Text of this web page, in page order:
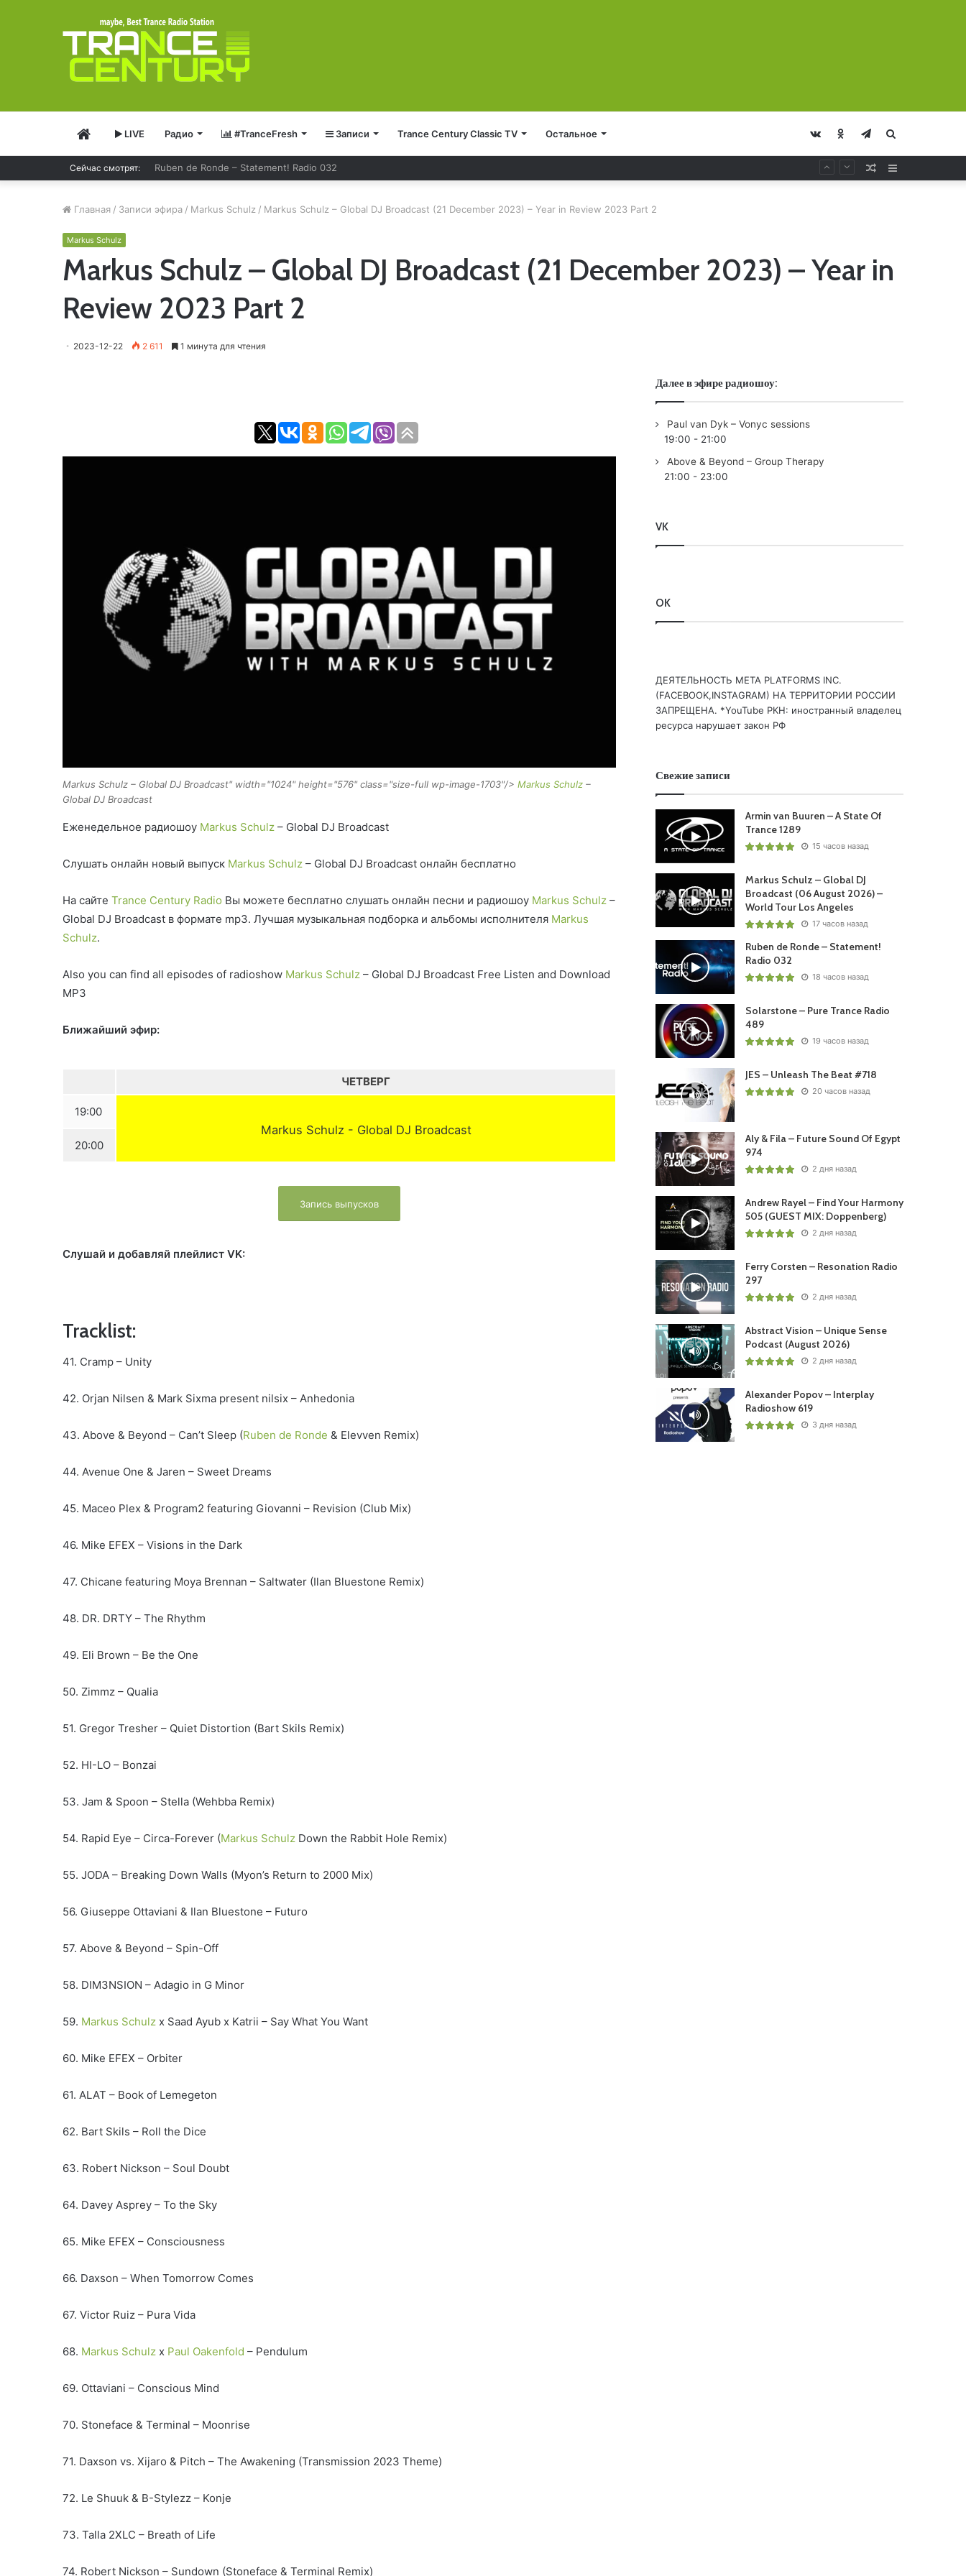
ГлавнаяLIVE Радио #TranceFresh Записи Trance Century Classic TV Остальное Telegram
Odnoklassniki
vk.com
Сейчас смотрят: Solarstone – Pure Trance Radio 489 Случайная
Главная / Записи эфира / Markus Schulz / Markus Schulz – Global DJ Broadcast (21 December 2023) – Year in Review 2023 Part 2
Markus Schulz
Markus Schulz – Global DJ Broadcast (21 December 2023) – Year in
Review 2023 Part 2
2023-12-22 2 611 1 минута для чтения
Markus Schulz – Global DJ Broadcast" width="1024" height="576" class="size-full wp-image-1703"/> Markus Schulz –
Global DJ Broadcast
Еженедельное радиошоу Markus Schulz – Global DJ Broadcast
Слушать онлайн новый выпуск Markus Schulz – Global DJ Broadcast онлайн бесплатно
На сайте Trance Century Radio Вы можете бесплатно слушать онлайн песни и радиошоу Markus Schulz –
Global DJ Broadcast в формате mp3. Лучшая музыкальная подборка и альбомы исполнителя Markus
Schulz.
Also you can find all episodes of radioshow Markus Schulz – Global DJ Broadcast Free Listen and Download
MP3
Ближайший эфир:
ЧЕТВЕРГ
19:00
Markus Schulz - Global DJ Broadcast
20:00
Запись выпусков
Слушай и добавляй плейлист VK:
Tracklist:
41. Cramp – Unity
42. Orjan Nilsen & Mark Sixma present nilsix – Anhedonia
43. Above & Beyond – Can’t Sleep (Ruben de Ronde & Elevven Remix)
44. Avenue One & Jaren – Sweet Dreams
45. Maceo Plex & Program2 featuring Giovanni – Revision (Club Mix)
46. Mike EFEX – Visions in the Dark
47. Chicane featuring Moya Brennan – Saltwater (Ilan Bluestone Remix)
48. DR. DRTY – The Rhythm
49. Eli Brown – Be the One
50. Zimmz – Qualia
51. Gregor Tresher – Quiet Distortion (Bart Skils Remix)
52. HI-LO – Bonzai
53. Jam & Spoon – Stella (Wehbba Remix)
54. Rapid Eye – Circa-Forever (Markus Schulz Down the Rabbit Hole Remix)
55. JODA – Breaking Down Walls (Myon’s Return to 2000 Mix)
56. Giuseppe Ottaviani & Ilan Bluestone – Futuro
57. Above & Beyond – Spin-Off
58. DIM3NSION – Adagio in G Minor
59. Markus Schulz x Saad Ayub x Katrii – Say What You Want
60. Mike EFEX – Orbiter
61. ALAT – Book of Lemegeton
62. Bart Skils – Roll the Dice
63. Robert Nickson – Soul Doubt
64. Davey Asprey – To the Sky
65. Mike EFEX – Consciousness
66. Daxson – When Tomorrow Comes
67. Victor Ruiz – Pura Vida
68. Markus Schulz x Paul Oakenfold – Pendulum
69. Ottaviani – Conscious Mind
70. Stoneface & Terminal – Moonrise
71. Daxson vs. Xijaro & Pitch – The Awakening (Transmission 2023 Theme)
72. Le Shuuk & B-Stylezz – Konje
73. Talla 2XLC – Breath of Life
74. Robert Nickson – Sundown (Stoneface & Terminal Remix)
Далее в эфире радиошоу:
Paul van Dyk – Vonyc sessions
19:00 - 21:00
Above & Beyond – Group Therapy
21:00 - 23:00
VK
OK
ДЕЯТЕЛЬНОСТЬ МЕТА PLATFORMS INC.
(FACEBOOK,INSTAGRAM) НА ТЕРРИТОРИИ РОССИИ
ЗАПРЕЩЕНА. *YouTube РКН: иностранный владелец
ресурса нарушает закон РФ
Свежие записи
Armin van Buuren – A State Of
Trance 1289
15 часов назад
Markus Schulz – Global DJ
Broadcast (06 August 2026) –
World Tour Los Angeles
17 часов назад
Ruben de Ronde – Statement!
Radio 032
18 часов назад
Solarstone – Pure Trance Radio
489
19 часов назад
JES – Unleash The Beat #718
20 часов назад
Aly & Fila – Future Sound Of Egypt
974
2 дня назад
Andrew Rayel – Find Your Harmony
505 (GUEST MIX: Doppenberg)
2 дня назад
Ferry Corsten – Resonation Radio
297
2 дня назад
Abstract Vision – Unique Sense
Podcast (August 2026)
2 дня назад
Alexander Popov – Interplay
Radioshow 619
3 дня назад